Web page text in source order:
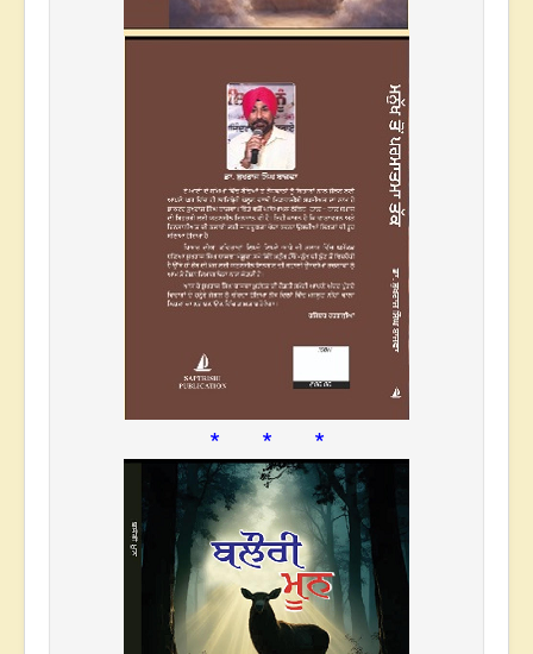
* * *